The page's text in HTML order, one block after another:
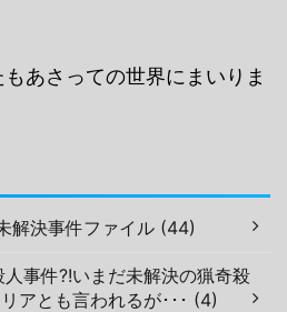
あさっての世界にまいりま
解決事件ファイル (44)
事件?!いまだ未解決の猟奇殺
アとも言われるが･･･ (4)